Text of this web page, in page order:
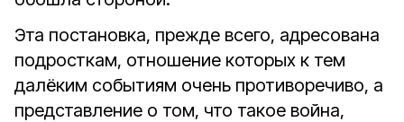
Эта постановка, прежде всего, адресована
подросткам, отношение которых к тем
далёким событиям очень противоречиво, а
представление о том, что такое война,